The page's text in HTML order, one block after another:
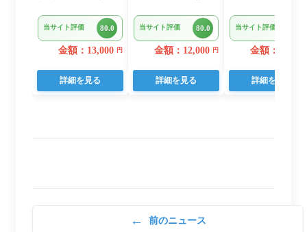
400g(200g×2) 小
分けパック
当サイト評価 80.0
金額：13,000 円
詳細を見る
ラスソース 3kg
22個入り
当サイト評価 80.0
金額：12,000 円
詳細を見る
ダブル 96ロー
日用品 人気
当サイト評価
金額：14,000
詳細を見る
← 前のニュース